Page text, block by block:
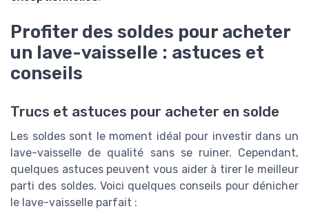
Profiter des soldes pour acheter
un lave-vaisselle : astuces et
conseils
Trucs et astuces pour acheter en solde
Les soldes sont le moment idéal pour investir dans un
lave-vaisselle de qualité sans se ruiner. Cependant,
quelques astuces peuvent vous aider à tirer le meilleur
parti des soldes. Voici quelques conseils pour dénicher
le lave-vaisselle parfait :